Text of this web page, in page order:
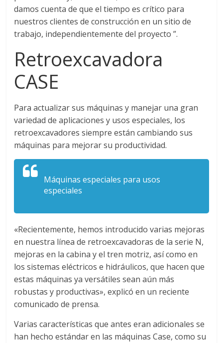
damos cuenta de que el tiempo es crítico para
nuestros clientes de construcción en un sitio de
trabajo, independientemente del proyecto ”.
Retroexcavadora
CASE
Para actualizar sus máquinas y manejar una gran
variedad de aplicaciones y usos especiales, los
retroexcavadores siempre están cambiando sus
máquinas para mejorar su productividad.
Máquinas especiales para usos
especiales
«Recientemente, hemos introducido varias mejoras
en nuestra línea de retroexcavadoras de la serie N,
mejoras en la cabina y el tren motriz, así como en
los sistemas eléctricos e hidráulicos, que hacen que
estas máquinas ya versátiles sean aún más
robustas y productivas», explicó en un reciente
comunicado de prensa.
Varias características que antes eran adicionales se
han hecho estándar en las máquinas Case, como su